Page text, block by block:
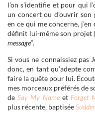
l’on s’identifie et pour qui
un concert ou d’ouvrir
en ce qui me concerne,
définit lui-même son projet
message”.
Si vous ne connaissiez pas
donc, en tant qu’adepte
faire la quête pour lui.
mes morceaux préférés de
deSay My Nameet Forget
plus récente, baptisée